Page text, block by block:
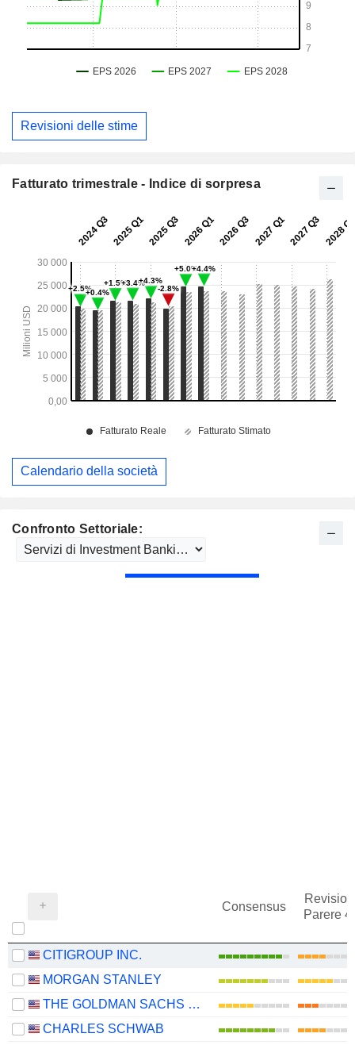
Confronto Settoriale:
Consensus
Parere
CITIGROUP INC.
MORGAN STANLEY
THE GOLDMAN SACHS GROUP, INC.
CHARLES SCHWAB
Revisioni delle stime
Fatturato trimestrale - Indice di sorpresa
Calendario della società